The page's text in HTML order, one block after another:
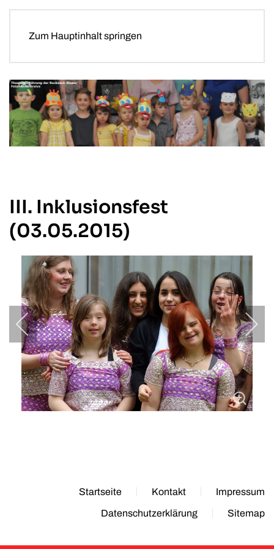
Zum Hauptinhalt springen
III. Inklusionsfest
(03.05.2015)
Startseite Kontakt Impressum
Datenschutzerklärung Sitemap